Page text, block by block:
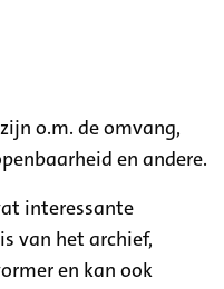
o.m. de omvang,
en andere.
interessante
van het archief,
en kan ook